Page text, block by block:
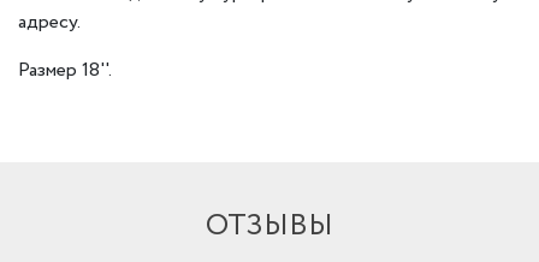
адресу.
Размер 18''.
ОТЗЫВЫ